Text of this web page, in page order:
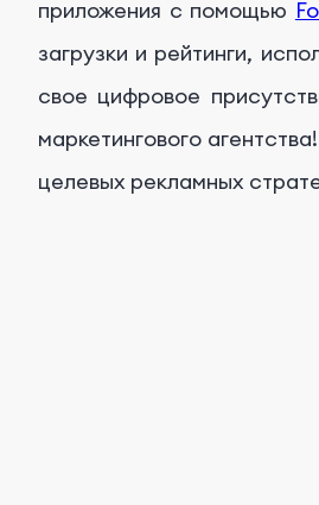
приложения с помощью
загрузки и рейтинги,
свое цифровое
маркетингового
целевых рекламных